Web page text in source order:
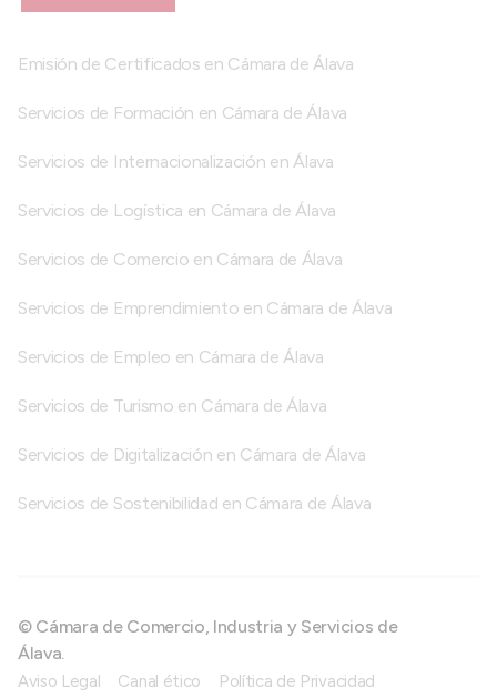
Emisión de Certificados en Cámara de Álava
Servicios de Formación en Cámara de Álava
Servicios de Internacionalización en Álava
Servicios de Logística en Cámara de Álava
Servicios de Comercio en Cámara de Álava
Servicios de Emprendimiento en Cámara de Álava
Servicios de Empleo en Cámara de Álava
Servicios de Turismo en Cámara de Álava
Servicios de Digitalización en Cámara de Álava
Servicios de Sostenibilidad en Cámara de Álava
© Cámara de Comercio, Industria y Servicios de
Álava.
Aviso Legal Canal ético Política de Privacidad